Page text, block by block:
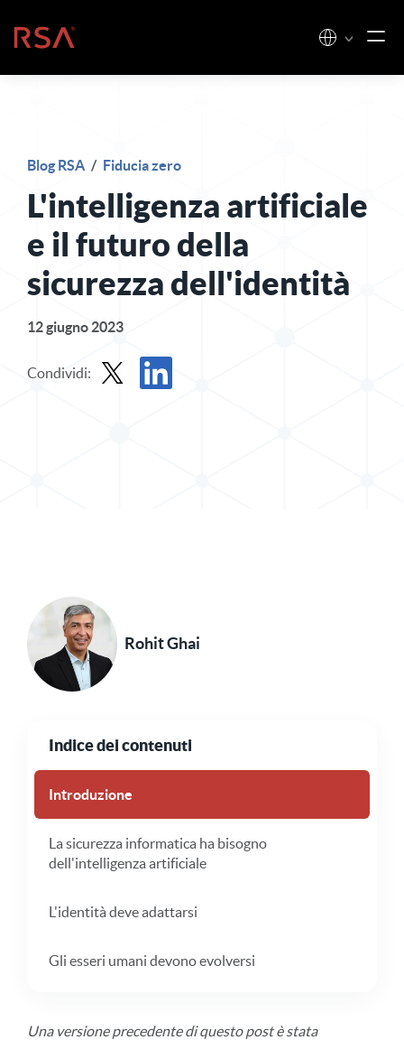
Casa
Blog RSA / Fiducia zero
L'intelligenza artificiale
e il futuro della
sicurezza dell'identità
12 giugno 2023
Condividi:
Rohit Ghai
Indice dei contenuti
Introduzione
La sicurezza informatica ha bisogno
dell'intelligenza artificiale
L'identità deve adattarsi
Gli esseri umani devono evolversi
Una versione precedente di questo post è stata